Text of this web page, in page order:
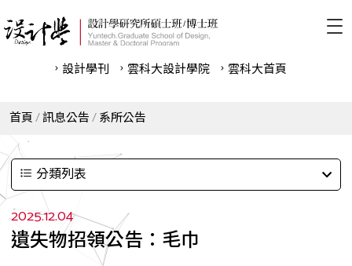
設計學刊 雲科⼤設計學院 雲科⼤首頁
首頁 訊息公告 系所公告
分類列表
2025.12.04
遺失物招領公告：毛巾